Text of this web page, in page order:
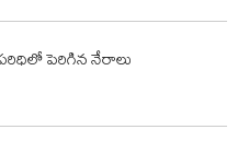
పెరిగిన నేరాలు